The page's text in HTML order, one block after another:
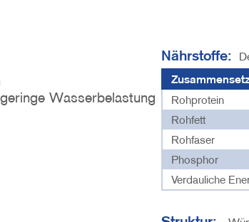
Wasserbelastung
Nährstoffe:
Rohprotein
Rohfett
Rohfaser
Phosphor
Verdauliche